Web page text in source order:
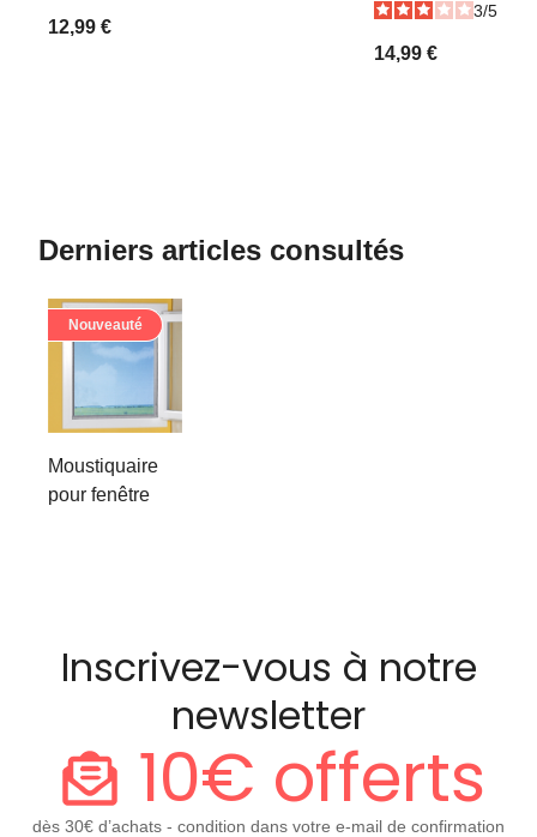
12,99 €
3/5
14,99 €
Derniers articles consultés
Nouveauté
Moustiquaire
pour fenêtre
Inscrivez-vous à notre
newsletter
10€ offerts
dès 30€ d’achats - condition dans votre e-mail de confirmation